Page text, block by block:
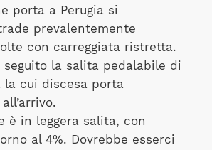
porta a Perugia si
prevalentemente
con carreggiata ristretta.
la salita pedalabile di
la cui discesa porta
è in leggera salita, con
al 4%. Dovrebbe esserci